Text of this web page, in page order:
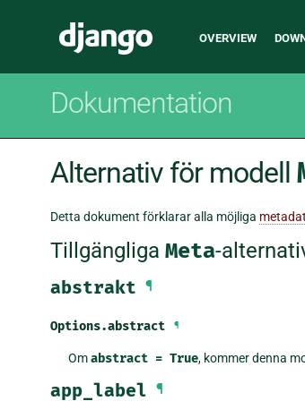
Django
Main
OVERVIEW
Dokumentation
Alternativ för modell
Detta dokument förklarar alla möjliga
Tillgängliga Meta-
abstrakt ¶
Options.abstract ¶
Omabstract = True, kommer denna
app_label ¶